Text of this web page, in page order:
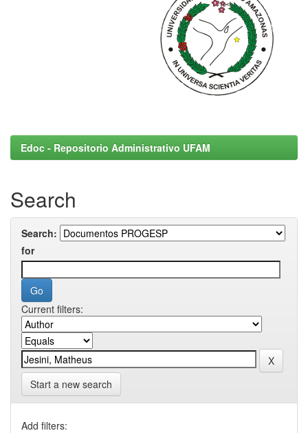
Edoc - Repositorio Administrativo UFAM
Search
Search:
for
Current filters:
Start a new search
Add filters: